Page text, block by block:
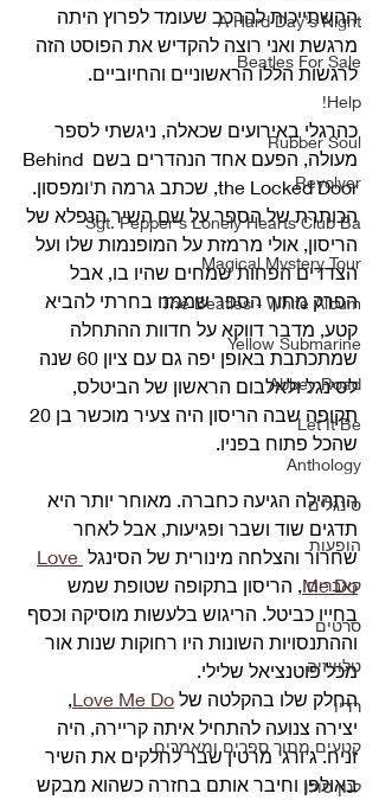
A Hard Day's Night
Beatles For Sale
Help!
Rubber Soul
Revolver
Sgt. Pepper's Lonely Hearts Club Ba
Magical Mystery Tour
The Beatles - White Album
Yellow Submarine
Abbey Road
Let It Be
Anthology
סינגלים
הופעות
קאברים
סרטים
טלוויזיה
רדיו
קטעים מתוך ספרים ומאמרים
לנון סולו
ההשתייכות להרכב שעומד לפרוץ היתה
מרגשת ואני רוצה להקדיש את הפוסט הזה
לרגשות הללו הראשוניים והחיוביים.
כהרגלי באירועים שכאלה, ניגשתי לספר
מעולה, הפעם אחד הנהדרים בשם Behind
the Locked Door, שכתב גרמה ת'ומפסון.
הכותרת של הספר על שם השיר הנפלא של
הריסון, אולי מרמזת על המופנמות שלו ועל
הצדדים הפחות שמחים שהיו בו, אבל
הפרק מתוך הספר שממנו בחרתי להביא
קטע, מדבר דווקא על חדוות ההתחלה
שמתכתבת באופן יפה גם עם ציון 60 שנה
לסינגל ולאלבום הראשון של הביטלס,
שהכל פתוח בפניו.
התהילה הגיעה כחברה. מאוחר יותר היא
תדגים שוד ושבר ופגיעות, אבל לאחר
שחרור והצלחה מינורית של הסינגל Love
Me Do, הריסון בתקופה שטופת שמש
בחייו כביטל. הריגוש בלעשות מוסיקה וכסף
וההתנסויות השונות היו רחוקות שנות אור
מכל פוטנציאל שלילי.
החלק שלו בהקלטה של Love Me Do
,
יצירה צנועה להתחיל איתה קריירה, היה
זניח. ג'ורג' מרטין שבר לחלקים את השיר
באולפן וחיבר אותם בחזרה כשהוא מבקש